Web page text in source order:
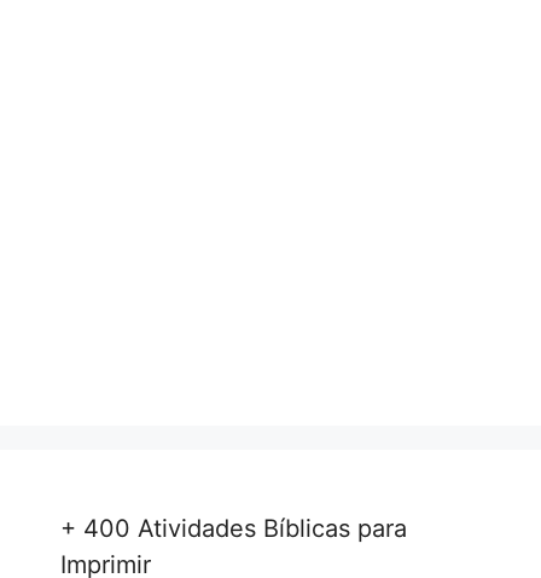
+ 400 Atividades Bíblicas para
Imprimir